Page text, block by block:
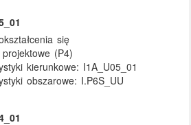
się
(P4)
kierunkowe: I1A_U05_01
obszarowe: I.P6S_UU